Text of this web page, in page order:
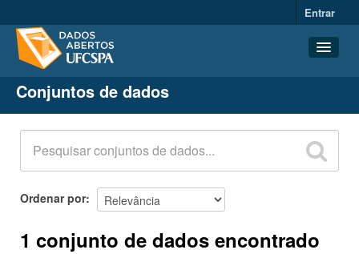
Entrar
Conjuntos de dados
Organizações
Grupos
Sobre
Conjuntos de dados
Ordenar por
1 conjunto de dados encontrado